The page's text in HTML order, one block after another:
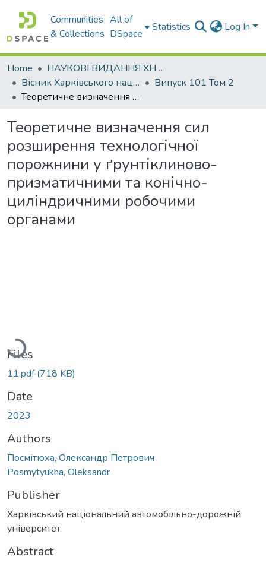
Communities
& Collections
All of
DSpace
Statistics Log In
Home
НАУКОВІ ВИДАННЯ ХНАДУ
Вісник Харківського національного автомобільно-дорожнього університету / Вестник Харьковского национального автомобильно-дорожного университета
Випуск 101 Том 2
Теоретичне визначення сил розширення технологічної порожнини у ґрунтіклиново-призматичними та конічно-циліндричними робочими органами
Теоретичне визначення сил
розширення технологічної
порожнини у ґрунтіклиново-
призматичними та конічно-
циліндричними робочими
органами
Loading...
Files
11.pdf(718 KB)
Date
2023
Authors
Посмітюха, Олександр Петрович
Posmytyukha, Oleksandr
Publisher
Харківський національний автомобільно-дорожній
університет
Abstract